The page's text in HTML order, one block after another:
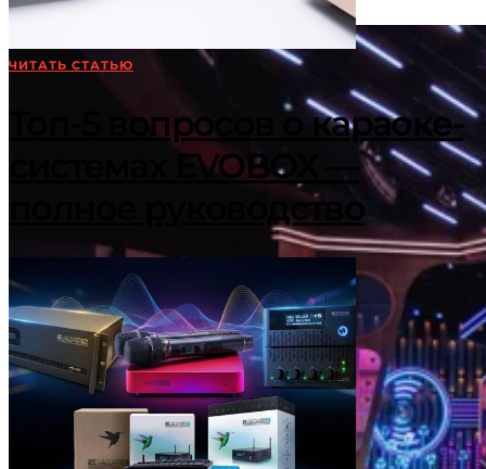
ЧИТАТЬ СТАТЬЮ
Топ-5 вопросов о караоке-
системах EVOBOX —
полное руководство